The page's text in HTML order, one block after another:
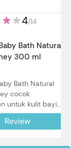
4/14
Bath Natural
300 ml
Bath Natural
cocok
untuk kulit bayi
bahkan kulit
Simak
Review